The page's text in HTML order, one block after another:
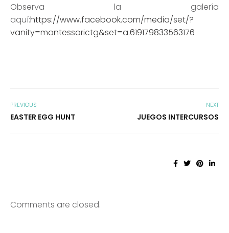
Observa la galería
aquí:https://www.facebook.com/media/set/?
vanity=montessorictg&set=a.619179833563176
PREVIOUS
EASTER EGG HUNT
NEXT
JUEGOS INTERCURSOS
Comments are closed.